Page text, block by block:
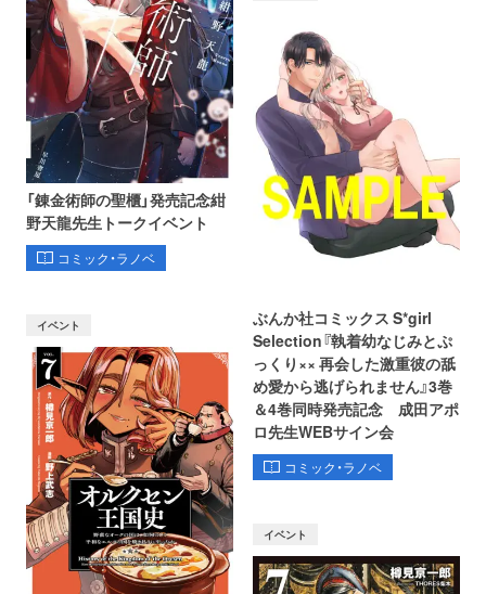
「錬金術師の聖櫃」発売記念紺
野天龍先生トークイベント
コミック・ラノベ
ぶんか社コミックス S*girl
Selection『執着幼なじみとぷ
っくり×× 再会した激重彼の舐
め愛から逃げられません』3巻
＆4巻同時発売記念 成田アポ
ロ先生WEBサイン会
コミック・ラノベ
イベント
イベント